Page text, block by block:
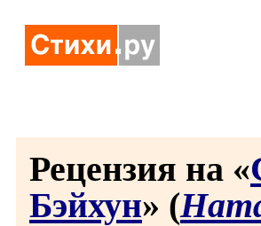
Рецензия на «
Бэйхун» (